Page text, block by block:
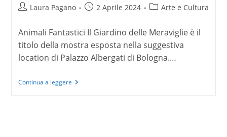
AutoreLaura Pagano
Articolo2 Aprile 2024
Categoria
Arte e Cultura
Animali Fantastici Il Giardino delle Meraviglie è il
titolo della mostra esposta nella suggestiva
location di Palazzo Albergati di Bologna.…
Continua a leggereAnimali